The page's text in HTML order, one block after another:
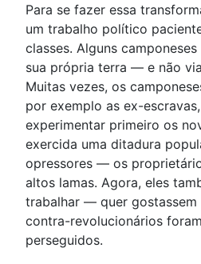
Para se fazer essa
um trabalho político
classes. Alguns
sua própria terra — e não
Muitas vezes, os
por exemplo as ex-
experimentar primeiro os
exercida uma ditadura
opressores — os
altos lamas. Agora, eles
trabalhar — quer gostassem
contra-revolucionários
perseguidos.